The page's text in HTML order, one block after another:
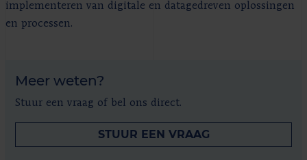
implementeren van digitale en datagedreven oplossingen
en processen.
Meer weten?
Stuur een vraag of bel ons direct.
STUUR EEN VRAAG